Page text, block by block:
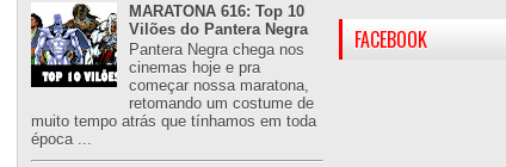
MARATONA 616: Top 10
Vilões do Pantera Negra
Pantera Negra chega nos
cinemas hoje e pra
começar nossa maratona,
retomando um costume de
muito tempo atrás que tínhamos em toda
época ...
FACEBOOK